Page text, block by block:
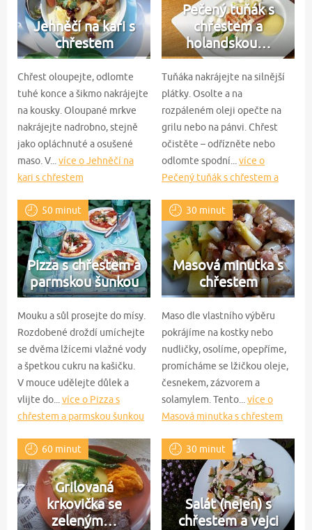
Jehněčí na kari s
chřestem
Chřest oloupejte, odlomte
tuhé konce a šikmo nakrájejte
na kousky. Oloupané mrkve
nakrájejte nadrobno, stejně
jako opláchnuté a osušené
maso. V...více o Jehněčí na
kari s chřestem
Pečený tuňák s
chřestem a
holandskou…
Tuňáka nakrájejte na silnější
plátky. Osolte a na
rozpáleném oleji opečte na
grilu nebo na pánvi. Chřest
očistěte – odřízněte nebo
odlomte spodní...více o
Pečený tuňák s chřestem a
50 minut
Pizza s chřestem a
parmskou šunkou
Mouku a sůl prosejte do mísy.
Rozdobené droždí umíchejte
se dvěma lžícemi vlažné vody
a špetkou cukru na kašičku.
V mouce udělejte důlek a
vlijte do...více o Pizza s
chřestem a parmskou šunkou
30 minut
Masová minutka s
chřestem
Maso dle vlastního výběru
pokrájíme na kostky nebo
nudličky, osolíme, opepříme,
promícháme se lžičkou oleje,
česnekem, zázvorem a
solamylem. Tento...více o
Masová minutka s chřestem
60 minut
Grilovaná
krkovička se
zeleným…
30 minut
Salát (nejen) s
chřestem a vejci